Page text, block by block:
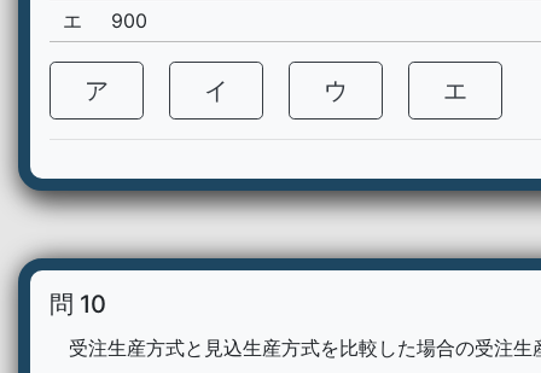
エ
900
ア イ ウ エ
問 10
受注生産方式と見込生産方式を比較した場合の受注生